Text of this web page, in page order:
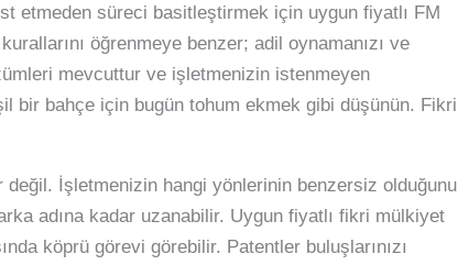
etmeden süreci basitleştirmek için uygun fiyatlı FM
öğrenmeye benzer; adil oynamanızı ve
mevcuttur ve işletmenizin istenmeyen
bir bahçe için bugün tohum ekmek gibi düşünün. Fikri
İşletmenizin hangi yönlerinin benzersiz olduğunu
adına kadar uzanabilir. Uygun fiyatlı fikri mülkiyet
köprü görevi görebilir. Patentler buluşlarınızı